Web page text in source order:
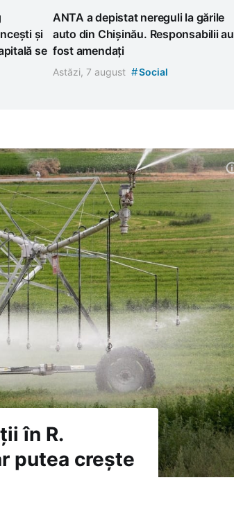
și
se
ANTA a depistat nereguli la gările
auto din Chișinău. Responsabilii au
fost amendați
Astăzi, 7 august #Social
în R.
putea crește